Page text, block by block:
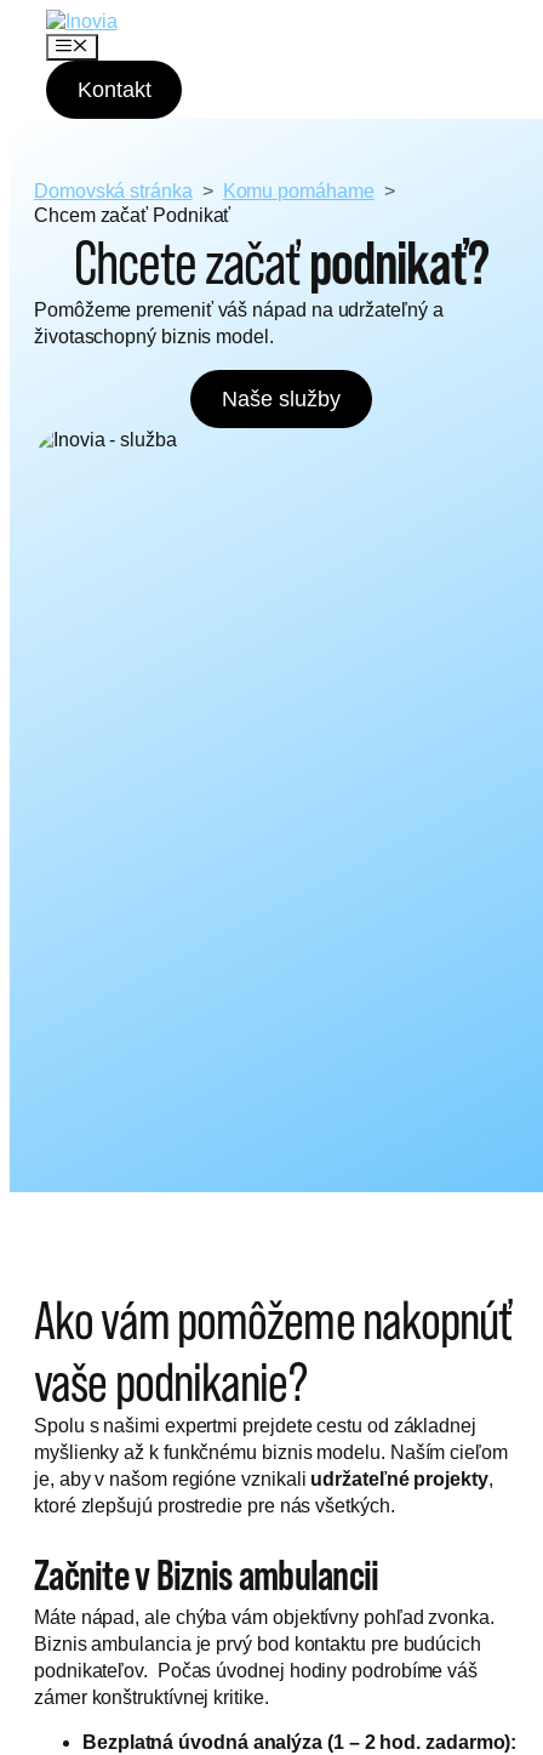
M
e
n
u
Kontakt
Domovská stránka
Komu pomáhame
Chcem začať Podnikať
Chcete začaťpodnikať?
Pomôžeme premeniť váš nápad na udržateľný a
životaschopný biznis model.
Naše služby
Ako vám pomôžeme nakopnúť
vaše podnikanie?
Spolu s našimi expertmi prejdete cestu od základnej
myšlienky až k funkčnému biznis modelu. Naším cieľom
je, aby v našom regióne vznikali udržateľné projekty,
ktoré zlepšujú prostredie pre nás všetkých.
Začnite v Biznis ambulancii
Máte nápad, ale chýba vám objektívny pohľad zvonka.
Biznis ambulancia je prvý bod kontaktu pre budúcich
podnikateľov. Počas úvodnej hodiny podrobíme váš
zámer konštruktívnej kritike.
Bezplatná úvodná analýza (1 – 2 hod. zadarmo):